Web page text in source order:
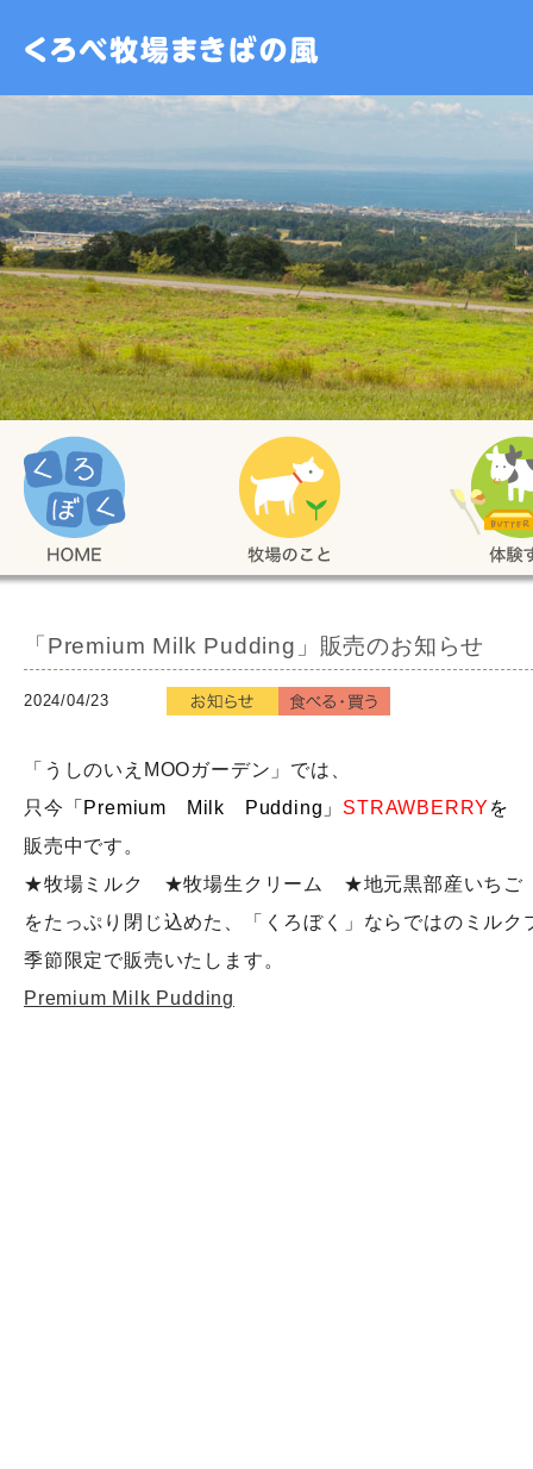
「Premium Milk Pudding」販売のお知らせ
2024/04/23
「うしのいえMOOガーデン」では、
只今 「Premium Milk Pudding」 STRAWBERRY を
販売中です。
★牧場ミルク ★牧場生クリーム ★地元黒部産いちご
をたっぷり閉じ込めた、「くろぼく」ならではのミルク
季節限定で販売いたします。
Premium Milk Pudding